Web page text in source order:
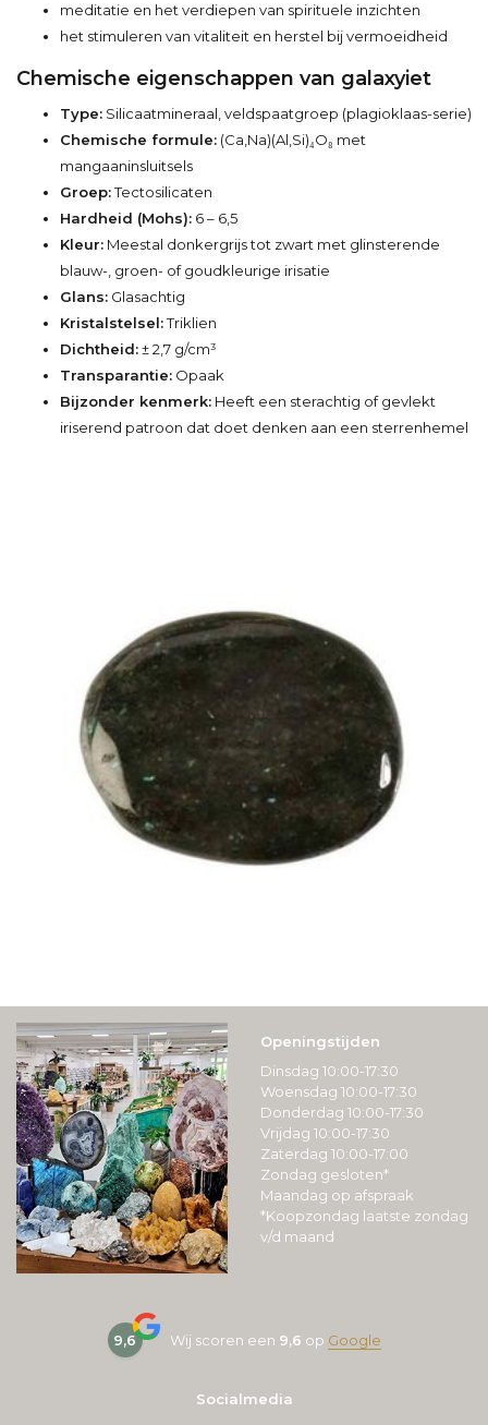
meditatie en het verdiepen van spirituele inzichten
het stimuleren van vitaliteit en herstel bij vermoeidheid
Chemische eigenschappen van galaxyiet
Type: Silicaatmineraal, veldspaatgroep (plagioklaas-serie)
Chemische formule: (Ca,Na)(Al,Si)₄O₈ met
mangaaninsluitsels
Groep:Tectosilicaten
Hardheid (Mohs): 6 – 6,5
Kleur: Meestal donkergrijs tot zwart met glinsterende
blauw-, groen- of goudkleurige irisatie
Glans: Glasachtig
Kristalstelsel:Triklien
Dichtheid:± 2,7 g/cm³
Transparantie: Opaak
Bijzonder kenmerk: Heeft een sterachtig of gevlekt
iriserend patroon dat doet denken aan een sterrenhemel
Openingstijden
Dinsdag 10:00-17:30
Woensdag 10:00-17:30
Donderdag 10:00-17:30
Vrijdag 10:00-17:30
Zaterdag 10:00-17:00
Zondag gesloten*
Maandag op afspraak
*Koopzondag laatste zondag
v/d maand
9,6 Wij scoren een 9,6 op Google
Socialmedia